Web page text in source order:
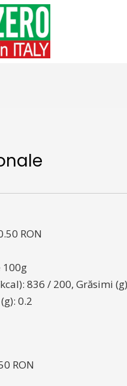
RON
836 / 200, Grăsimi
0.2
RON